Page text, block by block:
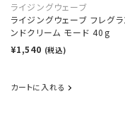
ライジングウェーブ
ライジングウェーブ フレグラ
ンドクリーム モード 40g
¥1,540 (税込)
カートに入れる